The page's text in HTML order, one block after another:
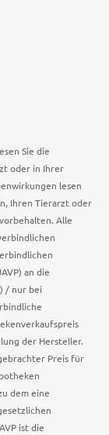
Sie die
oder in Ihrer
lesen
Ihren Tierarzt oder
Alle
an die
/ nur bei
der Hersteller.
Preis für
dem eine
ist die